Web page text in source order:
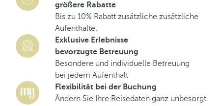
größere Rabatte
Bis zu 10% Rabatt zusätzliche zusätzliche
Aufenthalte.
Exklusive Erlebnisse
bevorzugte Betreuung
Besondere und individuelle Betreuung
bei jedem Aufenthalt
Flexibilität bei der Buchung
Ändern Sie Ihre Reisedaten ganz unbesorgt.